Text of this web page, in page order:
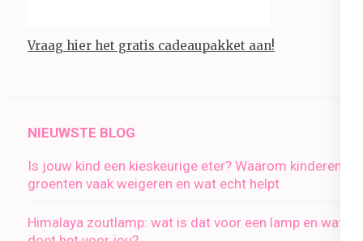
Vraag hier het gratis cadeaupakket aan!
NIEUWSTE BLOG
Is jouw kind een kieskeurige eter? Waarom kinderen
groenten vaak weigeren en wat echt helpt
Himalaya zoutlamp: wat is dat voor een lamp en wat